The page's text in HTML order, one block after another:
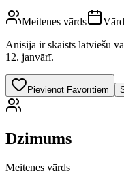
Meitenes vārds
Anisija ir skaists latviešu
12. janvārī.
Pievienot Favorītiem
Dzimums
Meitenes vārds